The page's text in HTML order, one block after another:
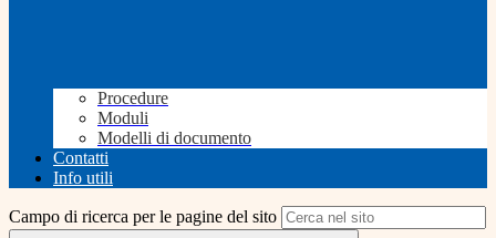
Procedure
Moduli
Modelli di documento
Contatti
Info utili
Campo di ricerca per le pagine del sito